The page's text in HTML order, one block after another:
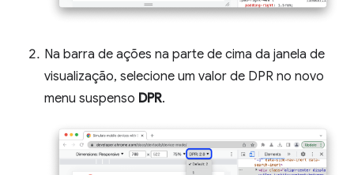
Na barra de ações na parte de cima da janela de
visualização, selecione um valor de DPR no novo
menu suspenso DPR.